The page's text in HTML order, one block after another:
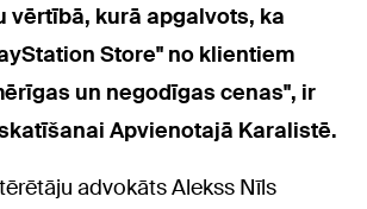
vērtībā, kurā apgalvots, ka
Store" no klientiem
un negodīgas cenas", ir
Apvienotajā Karalistē.
advokāts Alekss Nīls